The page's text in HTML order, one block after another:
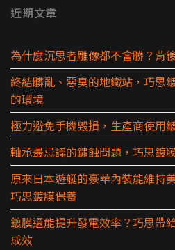
近期文章
為什麼沉思者雕像都不會髒？背
終結髒亂、惡臭的地鐵站，巧思
的環境
極力避免手機毀損，生產商使用
軸承最忌諱的鏽蝕問題，巧思鍍
原來日本遊艇的豪華內裝能維持
巧思鍍膜保養
鍍膜還能提升發電效率？巧思帶
成效